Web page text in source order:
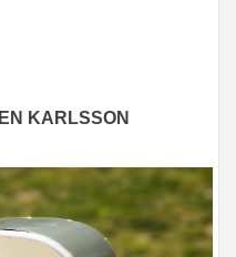
KARLSSON